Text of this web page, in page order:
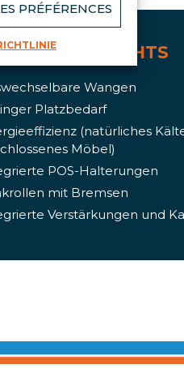
PRÉFÉRENCES
HIGHLIGHTS
Wangen
Platzbedarf
(natürliches
Möbel)
POS-Halterungen
mit Bremsen
Verstärkungen und